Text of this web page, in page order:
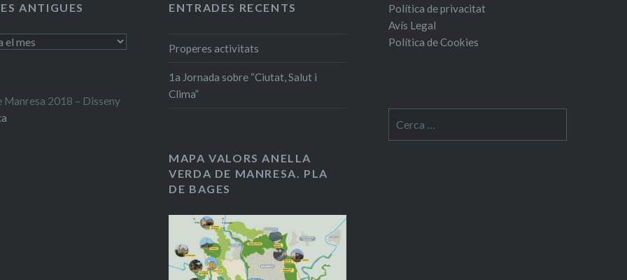
ANTIGUES ENTRADES RECENTS
Properes activitats
1a Jornada sobre “Ciutat, Salut i
Clima”
Política de privacitat
Avís Legal
Política de Cookies
Manresa 2018 – Disseny
MAPA VALORS ANELLA
VERDA DE MANRESA. PLA
DE BAGES